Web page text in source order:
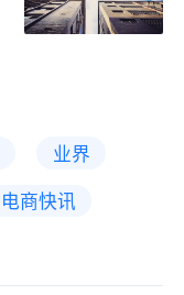
业界
电商快讯